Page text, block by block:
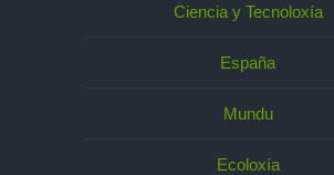
Ciencia y Tecnoloxía
España
Mundu
Ecoloxía